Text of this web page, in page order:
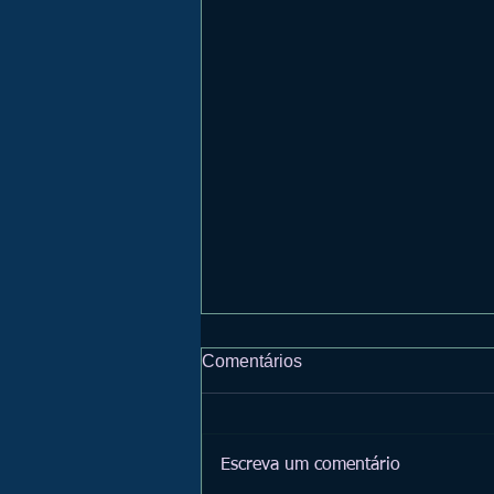
Comentários
Escreva um comentário